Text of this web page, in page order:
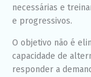
necessárias e
e progressivos.
O objetivo não é
capacidade de
responder a